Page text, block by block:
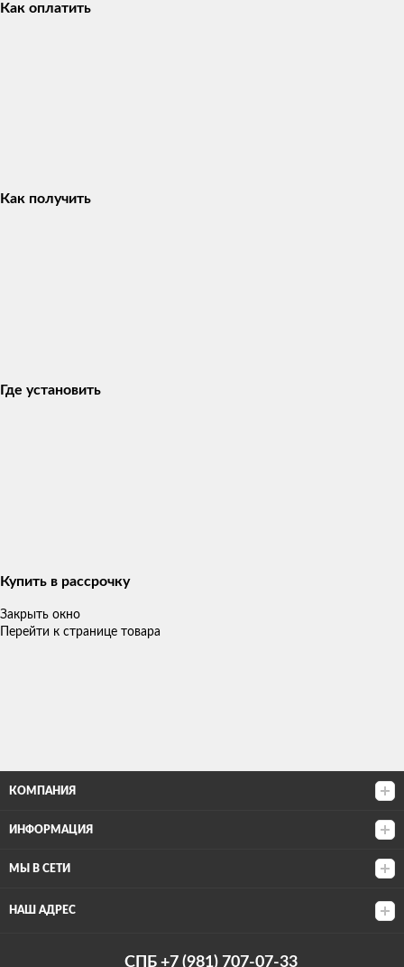
Как оплатить
Как получить
Где установить
Купить в рассрочку
Закрыть окно
Перейти к странице товара
КОМПАНИЯ
ИНФОРМАЦИЯ
МЫ В СЕТИ
НАШ АДРЕС
СПБ +7 (981) 707-07-33